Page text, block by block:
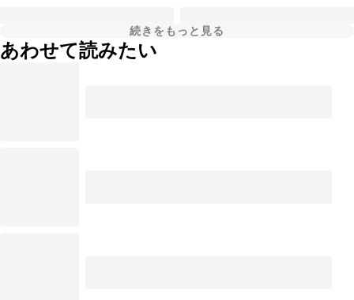
続きをもっと見る
あわせて読みたい